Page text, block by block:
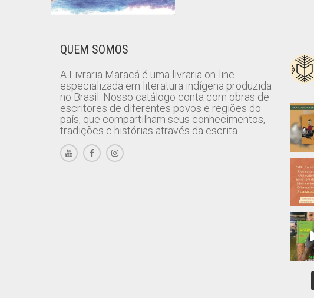
QUEM SOMOS
A Livraria Maracá é uma livraria on-line
especializada em literatura indígena produzida
no Brasil. Nosso catálogo conta com obras de
escritores de diferentes povos e regiões do
país, que compartilham seus conhecimentos,
tradições e histórias através da escrita.